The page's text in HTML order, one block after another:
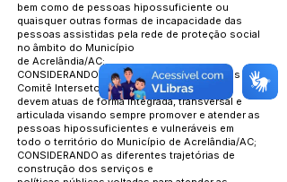
bem como de pessoas hipossuficiente ou
quaisquer outras formas de incapacidade das
pessoas assistidas pela rede de proteção social
no âmbito do Município
de Acrelândia/AC;
CONSIDERANDO que os serviços vinculados ao
Comitê Intersetorial,
devem atuas de forma integrada, transversal e
articulada visando sempre promover e atender as
pessoas hipossuficientes e vulneráveis em
todo o território do Município de Acrelândia/AC;
CONSIDERANDO as diferentes trajetórias de
construção dos serviços e